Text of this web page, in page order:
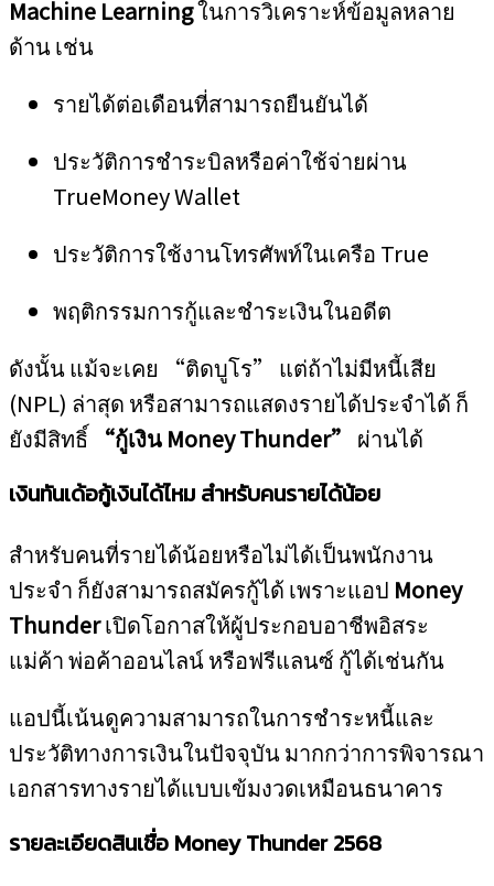
Machine Learningในการวิเคราะห์ข้อมูลหลาย
ด้าน เช่น
รายได้ต่อเดือนที่สามารถยืนยันได้
ประวัติการชำระบิลหรือค่าใช้จ่ายผ่าน
TrueMoney Wallet
ประวัติการใช้งานโทรศัพท์ในเครือ True
พฤติกรรมการกู้และชำระเงินในอดีต
ดังนั้น แม้จะเคย “ติดบูโร” แต่ถ้าไม่มีหนี้เสีย
(NPL) ล่าสุด หรือสามารถแสดงรายได้ประจำได้ ก็
ยังมีสิทธิ์ “กู้เงิน Money Thunder” ผ่านได้
เงินทันเด้อกู้เงินได้ไหม สำหรับคนรายได้น้อย
สำหรับคนที่รายได้น้อยหรือไม่ได้เป็นพนักงาน
ประจำ ก็ยังสามารถสมัครกู้ได้ เพราะแอป Money
Thunderเปิดโอกาสให้ผู้ประกอบอาชีพอิสระ
แม่ค้า พ่อค้าออนไลน์ หรือฟรีแลนซ์ กู้ได้เช่นกัน
แอปนี้เน้นดูความสามารถในการชำระหนี้และ
ประวัติทางการเงินในปัจจุบัน มากกว่าการพิจารณา
เอกสารทางรายได้แบบเข้มงวดเหมือนธนาคาร
รายละเอียดสินเชื่อ Money Thunder 2568